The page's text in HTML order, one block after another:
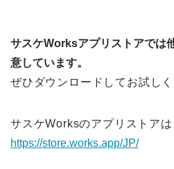
サスケWorksアプリストアでは
意しています。
ぜひダウンロードしてお試しく
サスケWorksのアプリストアは
https://store.works.app/JP/